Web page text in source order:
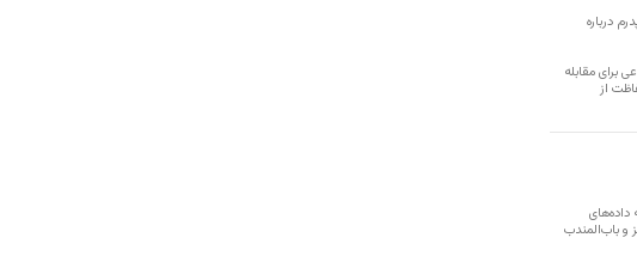
درباره
برای مقابله
از
داده‌های
و باب‌المندب